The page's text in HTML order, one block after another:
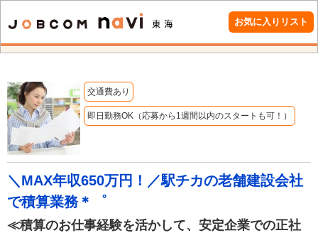
お気に入りリスト
交通費あり
即日勤務OK（応募から1週間以内のスタートも可！）
＼MAX年収650万円！／駅チカの老舗建設会社
で積算業務＊゜
≪積算のお仕事経験を活かして、安定企業での正社